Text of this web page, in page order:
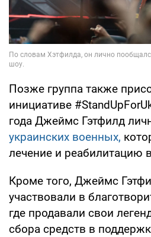
Позже группа также
инициативе
года Джеймс Гэтфилд
украинских военных,
лечение и реабилитацию
Кроме того, Джеймс
участвовали в
где продавали свои
сбора средств в